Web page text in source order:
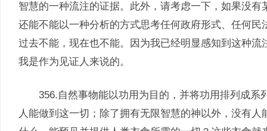
智慧的一种流注的证据。此外，请考虑一下，如果没
还能不能以一种分析的方式思考任何政府形式、任何
过去不能，现在也不能。因为我已经明显感知到这种
我是作为见证人来说的。
356.自然事物能以功用为目的，并将功用排列成系
人能做到这一切；除了拥有无限智慧的神以外，没有